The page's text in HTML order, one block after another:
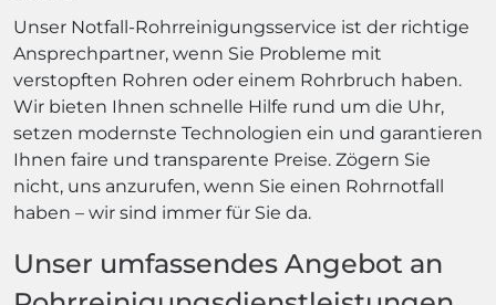
Unser Notfall-Rohrreinigungsservice ist der richtige
Ansprechpartner, wenn Sie Probleme mit
verstopften Rohren oder einem Rohrbruch haben.
Wir bieten Ihnen schnelle Hilfe rund um die Uhr,
setzen modernste Technologien ein und garantieren
Ihnen faire und transparente Preise. Zögern Sie
nicht, uns anzurufen, wenn Sie einen Rohrnotfall
haben – wir sind immer für Sie da.
Unser umfassendes Angebot an